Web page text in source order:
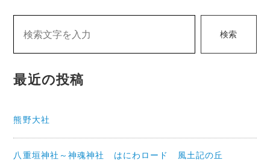
ゲ
ー
ョ
検索
最近の投稿
熊野大社
八重垣神社～神魂神社 はにわロード 風土記の丘